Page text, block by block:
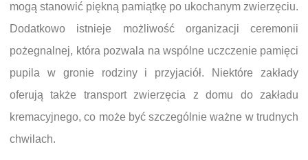
mogą stanowić piękną pamiątkę po ukochanym zwierzęciu.
Dodatkowo istnieje możliwość organizacji ceremonii
pożegnalnej, która pozwala na wspólne uczczenie pamięci
pupila w gronie rodziny i przyjaciół. Niektóre zakłady
oferują także transport zwierzęcia z domu do zakładu
kremacyjnego, co może być szczególnie ważne w trudnych
chwilach.